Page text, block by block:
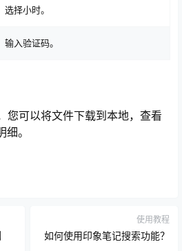
选择小时。
输入验证码。
您可以将文件下载到本地，查看
。
使用教程
如何使用印象笔记搜索功能？